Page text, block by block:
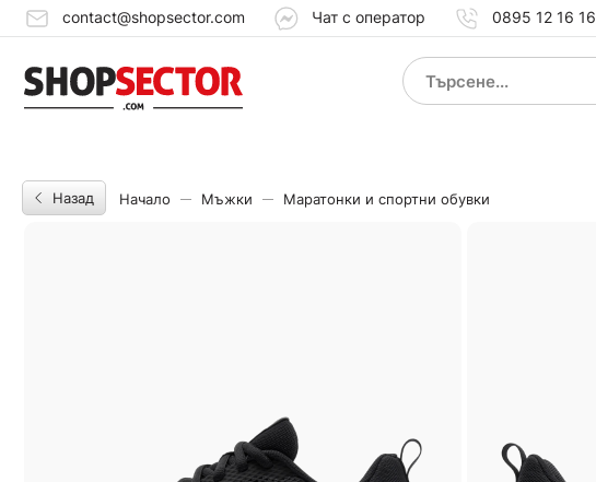
contact@shopsector.com Чат с оператор 0895 12 16 16
Назад Начало Мъжки Маратонки и спортни обувки